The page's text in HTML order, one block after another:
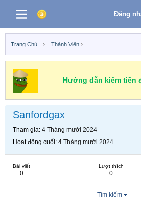
Đăng
Trang Chủ Thành Viên
Hướng dẫn kiếm tiền
Sanfordgax
Tham gia 4 Tháng mười 2024
Hoạt động cuối 4 Tháng mười 2024
Bài viết
0
Lượt thích
0
Tìm kiếm